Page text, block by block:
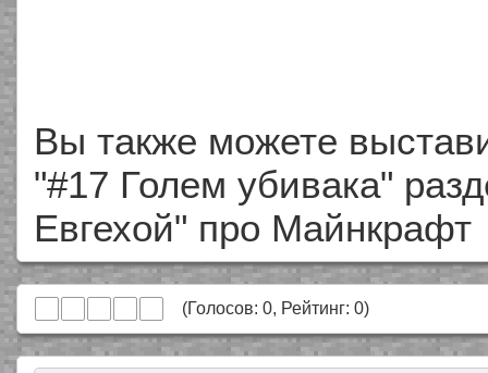
Вы также можете
"#17 Голем убивака"
Евгехой" про Майнкрафт
(Голосов: 0, Рейтинг: 0)